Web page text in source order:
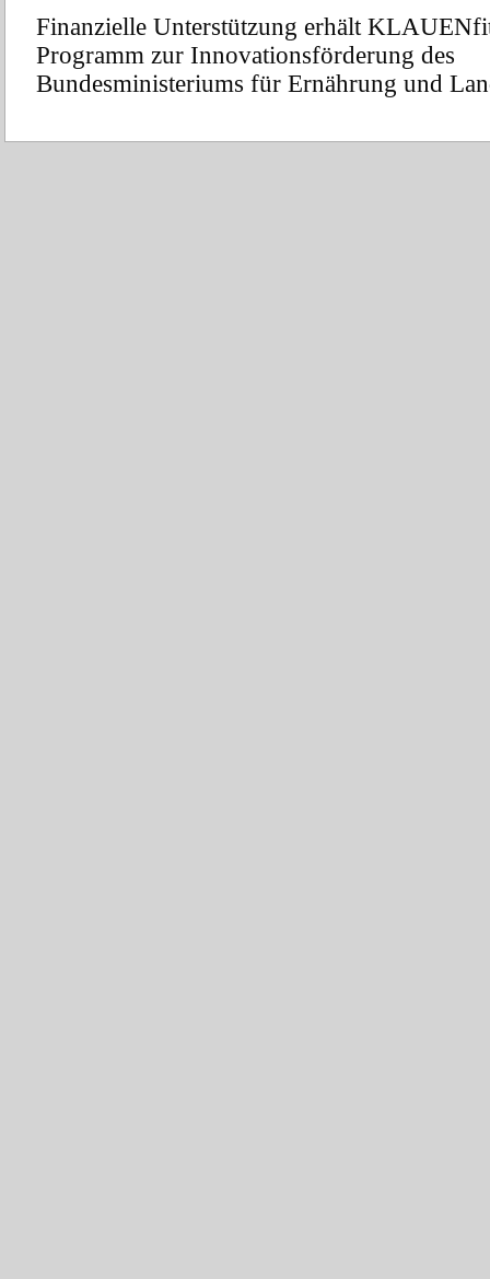
Finanzielle Unterstützung erhält KLAUEN
Programm zur Innovationsförderung des
Bundesministeriums für Ernährung und